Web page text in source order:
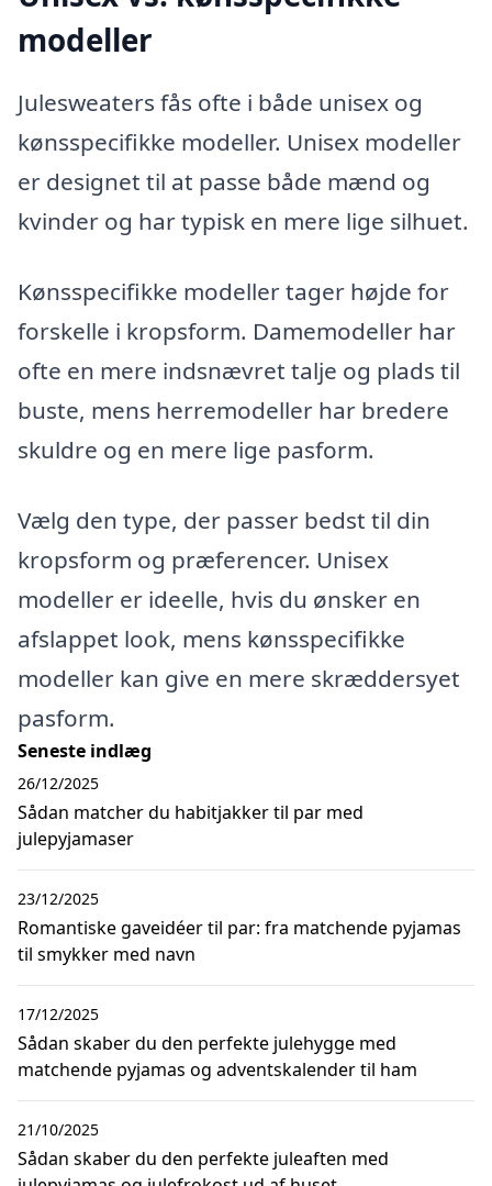
modeller
Julesweaters fås ofte i både unisex og
kønsspecifikke modeller. Unisex modeller
er designet til at passe både mænd og
kvinder og har typisk en mere lige silhuet.
Kønsspecifikke modeller tager højde for
forskelle i kropsform. Damemodeller har
ofte en mere indsnævret talje og plads til
buste, mens herremodeller har bredere
skuldre og en mere lige pasform.
Vælg den type, der passer bedst til din
kropsform og præferencer. Unisex
modeller er ideelle, hvis du ønsker en
afslappet look, mens kønsspecifikke
modeller kan give en mere skræddersyet
pasform.
Seneste indlæg
Sådan matcher du habitjakker til par med
julepyjamaser
26/12/2025
Romantiske gaveidéer til par: fra matchende pyjamas
til smykker med navn
23/12/2025
Sådan skaber du den perfekte julehygge med
matchende pyjamas og adventskalender til ham
17/12/2025
Sådan skaber du den perfekte juleaften med
21/10/2025